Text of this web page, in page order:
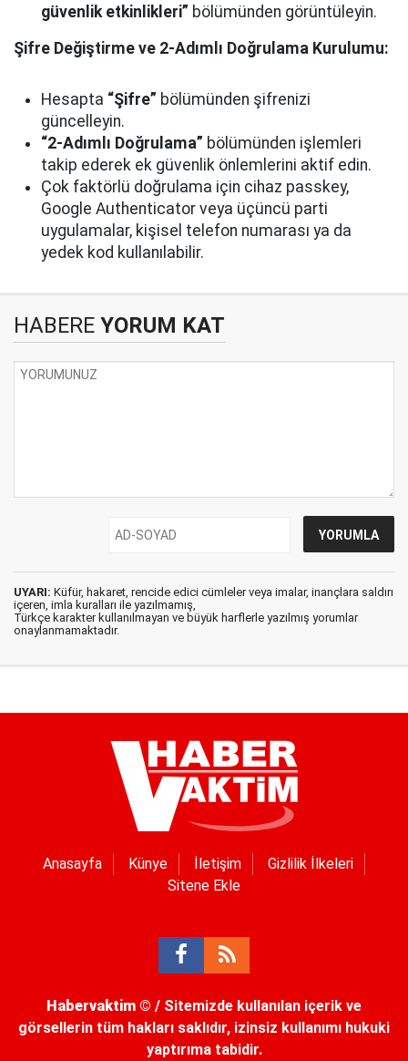
güvenlik etkinlikleri” bölümünden görüntüleyin.
Şifre Değiştirme ve 2-Adımlı Doğrulama Kurulumu:
Hesapta “Şifre” bölümünden şifrenizi
güncelleyin.
“2-Adımlı Doğrulama” bölümünden işlemleri
takip ederek ek güvenlik önlemlerini aktif edin.
Çok faktörlü doğrulama için cihaz passkey,
Google Authenticator veya üçüncü parti
uygulamalar, kişisel telefon numarası ya da
yedek kod kullanılabilir.
HABERE YORUM KAT
UYARI: Küfür, hakaret, rencide edici cümleler veya imalar, inançlara saldırı
içeren, imla kuralları ile yazılmamış,
Türkçe karakter kullanılmayan ve büyük harflerle yazılmış yorumlar
onaylanmamaktadır.
Anasayfa Künye İletişim
Gizlilik İlkeleri
Sitene Ekle
Habervaktim © / Sitemizde kullanılan içerik ve
görsellerin tüm hakları saklıdır, izinsiz kullanımı hukuki
yaptırıma tabidir.